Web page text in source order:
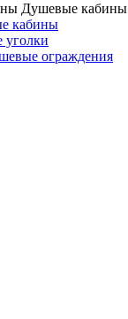
Душевые кабины
кабины
ограждения